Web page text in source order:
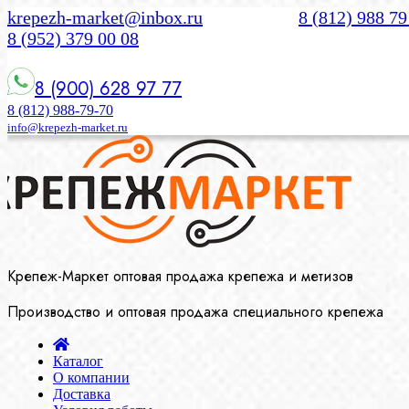
krepezh-market@inbox.ru
8 (812) 988
8 (952) 379 00 08
8 (900) 628 97 77
8 (812) 988-79-70
info@krepezh-market.ru
Крепеж-Маркет оптовая продажа крепежа и метизов
Производство и оптовая продажа специального крепежа
Каталог
О компании
Доставка